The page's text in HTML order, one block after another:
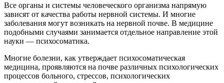
Все органы и системы человеческого организма напрямую
зависят от качества работы нервной системы. И многие
заболевания могут возникать на нервной почве. В медицине
подобными случаями занимается отдельное направление этой
науки — психосоматика.
Многие болезни, как утверждает психосоматическая
медицина, проявляются на почве различных психологических
процессов больного, стрессов, психологических